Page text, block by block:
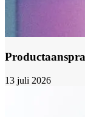
13 juli 2026